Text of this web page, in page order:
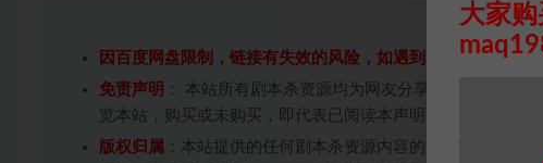
因百度网盘限制，链接有失效的风险，如遇到无效链接请联
免责声明 ： 本站所有剧本杀资源均为网友分享投稿+个人整
览本站，购买或未购买，即代表已阅读本声明，理解并同意
版权归属 ：本站提供的任何剧本杀资源内容的版权均属于机
大家购